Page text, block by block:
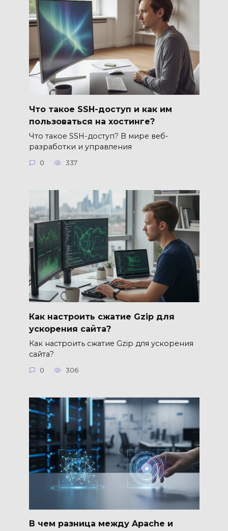
Что такое SSH-доступ и как им
пользоваться на хостинге?
Что такое SSH-доступ? В мире веб-
разработки и управления
0 337
Как настроить сжатие Gzip для
ускорения сайта?
Как настроить сжатие Gzip для ускорения
сайта?
0 306
В чем разница между Apache и